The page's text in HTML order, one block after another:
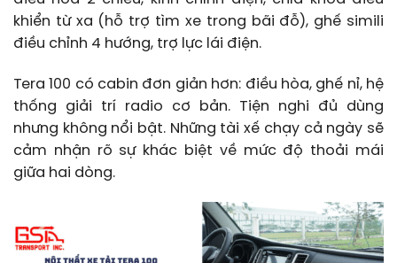
khiển từ xa (hỗ trợ tìm xe trong bãi đỗ), ghế simili
điều chỉnh 4 hướng, trợ lực lái điện.
Tera 100 có cabin đơn giản hơn: điều hòa, ghế nỉ, hệ
thống giải trí radio cơ bản. Tiện nghi đủ dùng
nhưng không nổi bật. Những tài xế chạy cả ngày sẽ
cảm nhận rõ sự khác biệt về mức độ thoải mái
giữa hai dòng.